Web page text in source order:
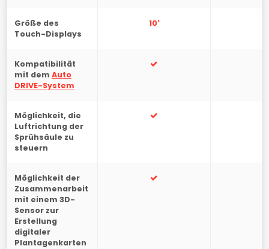
Größe des
Touch-Displays
10'
Kompatibilität
mit dem Auto
DRIVE-System
Möglichkeit, die
Luftrichtung der
Sprühsäule zu
steuern
Möglichkeit der
Zusammenarbeit
mit einem 3D-
Sensor zur
Erstellung
digitaler
Plantagenkarten